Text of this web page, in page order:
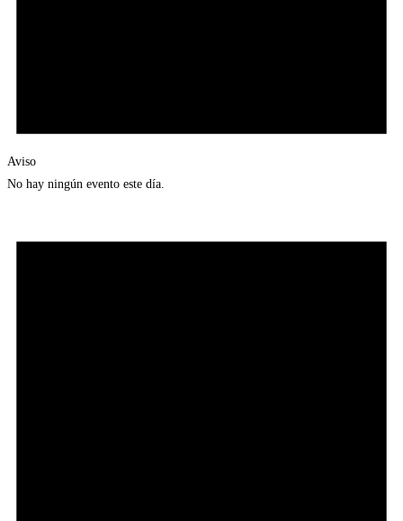
Aviso
No hay ningún evento este día.